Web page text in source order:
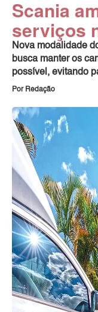
Scania
serviços
Nova modalidade
busca manter os
possível, evitando
Por Redação